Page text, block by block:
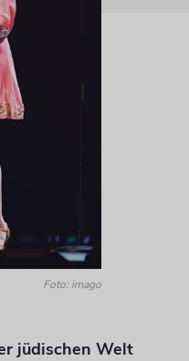
Foto: imago
jüdischen Welt